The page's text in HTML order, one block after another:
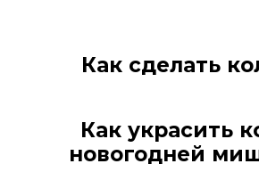
Как сделать
Как украсить
новогодней